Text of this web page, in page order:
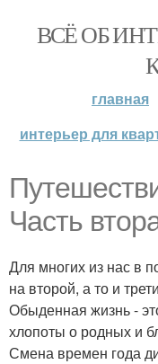
ВСЁ ОБ
главная
интерьер для
Часть
Для многих из нас в
на второй, а то и
Обыденная жизнь -
хлопоты о родных и
Смена времен года